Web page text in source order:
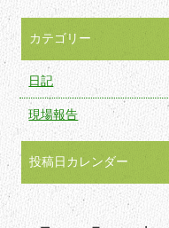
カテゴリー
日記
現場報告
投稿日カレンダー